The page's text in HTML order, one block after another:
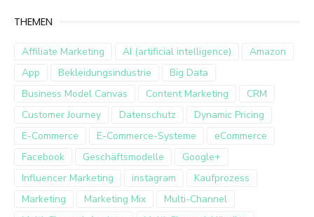
THEMEN
Affiliate Marketing AI (artificial intelligence)
Amazon
App
Bekleidungsindustrie
Big Data
Business Model Canvas
Content Marketing
CRM
Customer Journey
Datenschutz
Dynamic Pricing
E-Commerce
E-Commerce-Systeme
eCommerce
Facebook
Geschäftsmodelle
Google+
Influencer Marketing
instagram
Kaufprozess
Marketing
Marketing Mix
Multi-Channel